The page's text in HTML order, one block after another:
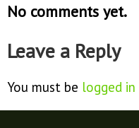
No comments yet.
Leave a Reply
You must be logged in